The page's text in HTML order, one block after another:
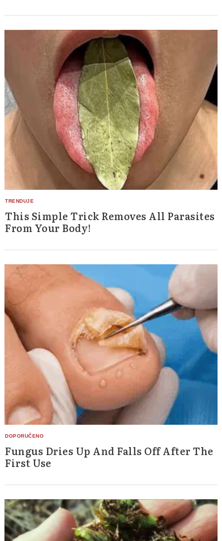
This Simple Trick Removes All Parasites
From Your Body!
Fungus Dries Up And Falls Off After The
First Use
Search
for: